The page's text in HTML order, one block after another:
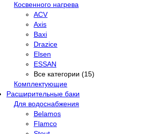
Косвенного нагрева
ACV
Axis
Baxi
Drazice
Elsen
ESSAN
Все категории (15)
Комплектующие
Расширительные баки
Для водоснабжения
Belamos
Flamco